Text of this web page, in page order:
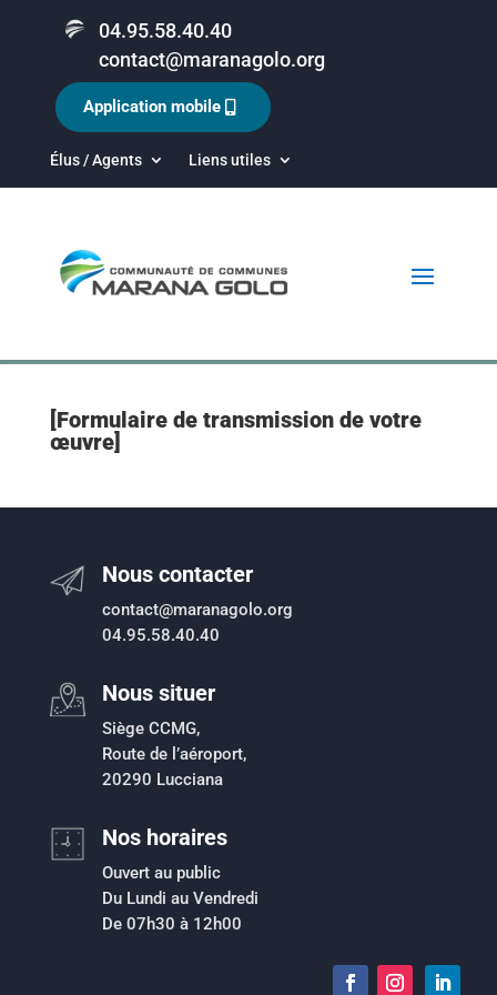
04.95.58.40.40
contact@maranagolo.org
Élus / Agents Liens utiles
Application mobile
[Formulaire de transmission de votre
œuvre]
Nous contacter
contact@maranagolo.org
04.95.58.40.40
Nous situer
Siège CCMG,
Route de l’aéroport,
20290 Lucciana
Nos horaires
Ouvert au public
Du Lundi au Vendredi
De 07h30 à 12h00